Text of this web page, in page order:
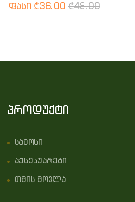
ფასი ₾36.00 ₾48.00
პროდუქტი
სამოსი
აქსესუარები
თმის მოვლა